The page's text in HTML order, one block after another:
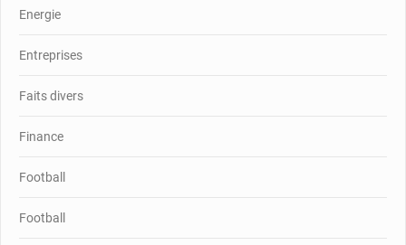
Energie
Entreprises
Faits divers
Finance
Football
Football